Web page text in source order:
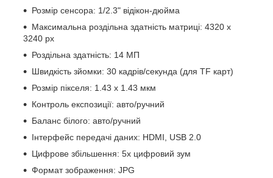
Розмір сенсора: 1/2.3" відікон-дюйма
Максимальна роздільна здатність матриці: 4320 x
3240 px
Роздільна здатність: 14 МП
Швидкість зйомки: 30 кадрів/секунда (для TF карт)
Розмір пікселя: 1.43 x 1.43 мкм
Контроль експозиції: авто/ручний
Баланс білого: авто/ручний
Інтерфейс передачі даних: HDMI, USB 2.0
Цифрове збільшення: 5x цифровий зум
Формат зображення: JPG